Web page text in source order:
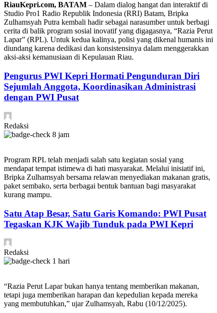
RiauKepri.com, BATAM – Dalam dialog hangat dan interaktif di
Studio Pro1 Radio Republik Indonesia (RRI) Batam, Bripka
Zulhamsyah Putra kembali hadir sebagai narasumber untuk berbagi
cerita di balik program sosial inovatif yang digagasnya, “Razia Perut
Lapar” (RPL). Untuk kedua kalinya, polisi yang dikenal humanis ini
diundang karena dedikasi dan konsistensinya dalam menggerakkan
aksi-aksi kemanusiaan di Kepulauan Riau.
Pengurus PWI Kepri Hormati Pengunduran Diri
Sejumlah Anggota, Koordinasikan Administrasi
dengan PWI Pusat
Redaksi
8 jam
Program RPL telah menjadi salah satu kegiatan sosial yang
mendapat tempat istimewa di hati masyarakat. Melalui inisiatif ini,
Bripka Zulhamsyah bersama relawan menyediakan makanan gratis,
paket sembako, serta berbagai bentuk bantuan bagi masyarakat
kurang mampu.
Satu Atap Besar, Satu Garis Komando: PWI Pusat
Tegaskan KJK Wajib Tunduk pada PWI Kepri
Redaksi
1 hari
“Razia Perut Lapar bukan hanya tentang memberikan makanan,
tetapi juga memberikan harapan dan kepedulian kepada mereka
yang membutuhkan,” ujar Zulhamsyah, Rabu (10/12/2025).